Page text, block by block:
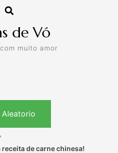
de Vó
muito amor
Aleatorio
de carne chinesa!